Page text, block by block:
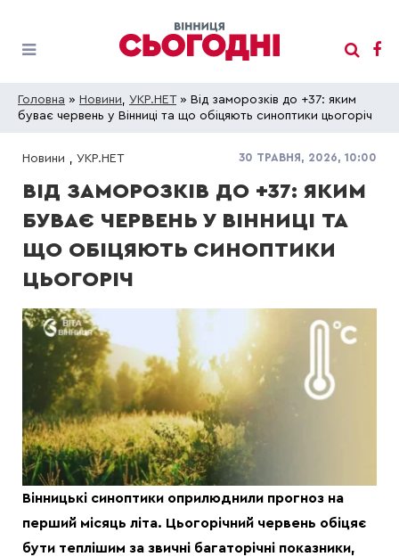
Головна » Новини, УКР.НЕТ» Від заморозків до +37: яким
буває червень у Вінниці та що обіцяють синоптики цьогоріч
Новини , УКР.НЕТ 30 ТРАВНЯ, 2026, 10:00
ВІД ЗАМОРОЗКІВ ДО +37: ЯКИМ
БУВАЄ ЧЕРВЕНЬ У ВІННИЦІ ТА
ЩО ОБІЦЯЮТЬ СИНОПТИКИ
ЦЬОГОРІЧ
Вінницькі синоптики оприлюднили прогноз на
перший місяць літа. Цьогорічний червень обіцяє
бути теплішим за звичні багаторічні показники,